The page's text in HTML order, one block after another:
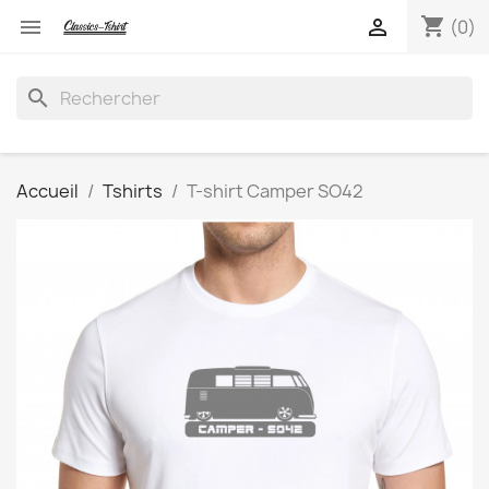
 shopping_cart (0)

search
Accueil Tshirts T-shirt Camper SO42